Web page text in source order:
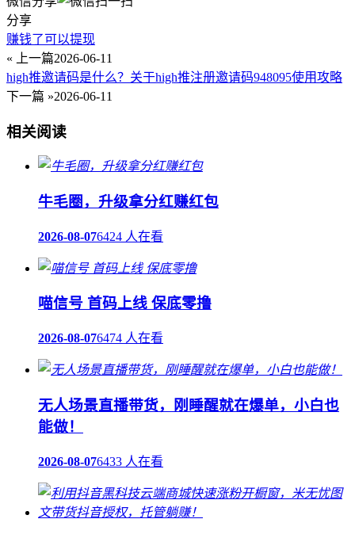
分享
赚钱了可以提现
« 上一篇2026-06-11
high推邀请码是什么？关于high推注册邀请码948095使用攻略
下一篇 »2026-06-11
相关阅读
牛毛圈，升级拿分红赚红包
2026-08-076424 人在看
喵信号 首码上线 保底零撸
2026-08-076474 人在看
无人场景直播带货，刚睡醒就在爆单，小白也
能做！
2026-08-076433 人在看